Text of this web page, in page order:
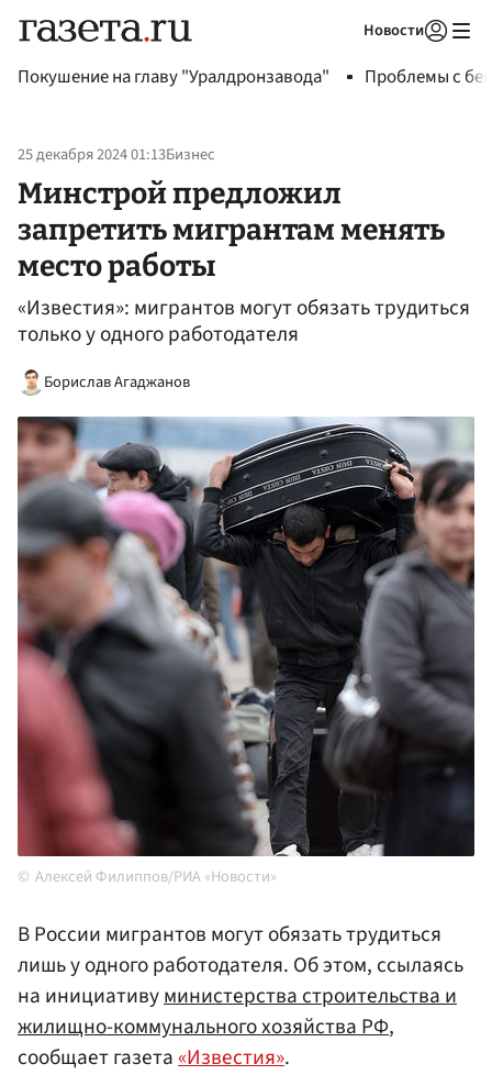
Новости
Покушение на главу "Уралдронзавода" Проблемы с
25 декабря 2024 01:13Бизнес
Минстрой предложил
запретить мигрантам менять
место работы
«Известия»: мигрантов могут обязать трудиться
только у одного работодателя
Борислав Агаджанов
Алексей Филиппов/РИА «Новости»
В России мигрантов могут обязать трудиться
лишь у одного работодателя. Об этом, ссылаясь
на инициативуминистерства строительства и
жилищно-коммунального хозяйстваРФ,
сообщает газета«Известия».